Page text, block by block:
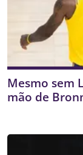
Mesmo sem
mão de